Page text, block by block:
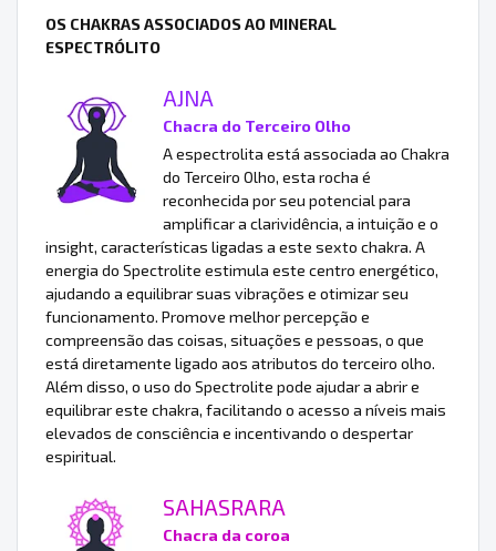
OS CHAKRAS ASSOCIADOS AO MINERAL
ESPECTRÓLITO
AJNA
Chacra do Terceiro Olho
A espectrolita está associada ao Chakra
do Terceiro Olho, esta rocha é
reconhecida por seu potencial para
amplificar a clarividência, a intuição e o
insight, características ligadas a este sexto chakra. A
energia do Spectrolite estimula este centro energético,
ajudando a equilibrar suas vibrações e otimizar seu
funcionamento. Promove melhor percepção e
compreensão das coisas, situações e pessoas, o que
está diretamente ligado aos atributos do terceiro olho.
Além disso, o uso do Spectrolite pode ajudar a abrir e
equilibrar este chakra, facilitando o acesso a níveis mais
elevados de consciência e incentivando o despertar
espiritual.
SAHASRARA
Chacra da coroa